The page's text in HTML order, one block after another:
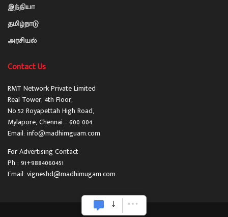
இந்தியா
தமிழ்நாடு
அரசியல்
Contact Us
RMT Network Private Limited
Real Tower, 4th Floor,
No.52 Royapettah High Road,
Mylapore, Chennai – 600 004.
Email: info@madhimguam.com
For Advertising Contact
Ph : 91+9884060451
Email: vigneshd@madhimugam.com